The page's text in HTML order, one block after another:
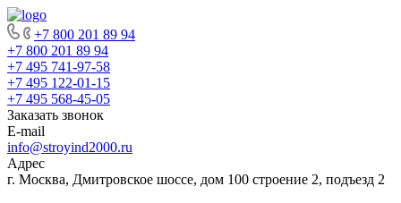
+7 800 201 89 94
+7 800 201 89 94
+7 495 741-97-58
+7 495 122-01-15
+7 495 568-45-05
Заказать звонок
E-mail
info@stroyind2000.ru
Адрес
г. Москва, Дмитровское шоссе, дом 100 строение 2, подъезд 2